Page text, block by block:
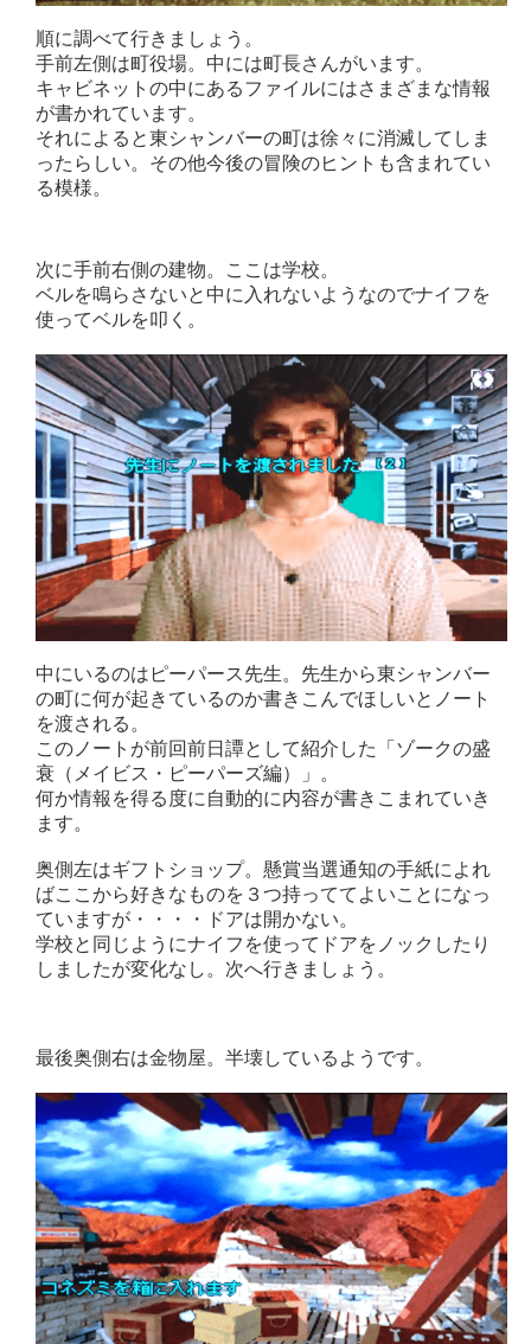
順に調べて行きましょう。
手前左側は町役場。中には町長さんがいます。
キャビネットの中にあるファイルにはさまざまな情報
が書かれています。
それによると東シャンバーの町は徐々に消滅してしま
ったらしい。その他今後の冒険のヒントも含まれてい
る模様。
次に手前右側の建物。ここは学校。
ベルを鳴らさないと中に入れないようなのでナイフを
使ってベルを叩く。
中にいるのはピーパース先生。先生から東シャンバー
の町に何が起きているのか書きこんでほしいとノート
を渡される。
このノートが前回前日譚として紹介した「ゾークの盛
衰（メイビス・ピーパーズ編）」。
何か情報を得る度に自動的に内容が書きこまれていき
ます。
奥側左はギフトショップ。懸賞当選通知の手紙によれ
ばここから好きなものを３つ持っててよいことになっ
ていますが・・・・ドアは開かない。
学校と同じようにナイフを使ってドアをノックしたり
しましたが変化なし。次へ行きましょう。
最後奥側右は金物屋。半壊しているようです。